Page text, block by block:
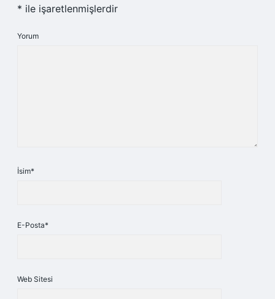
* ile işaretlenmişlerdir
Yorum
İsim*
E-Posta*
Web Sitesi